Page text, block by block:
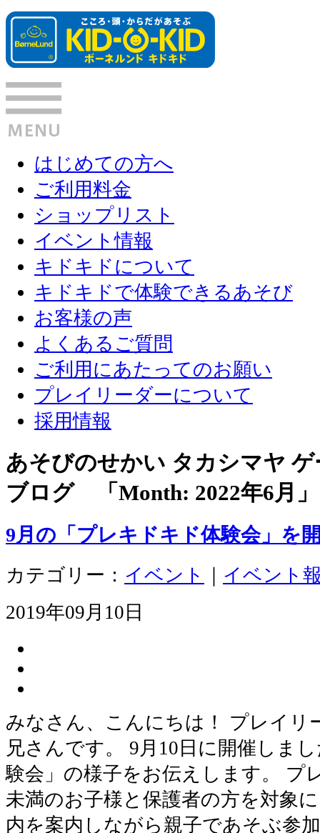
はじめての方へ
ご利用料金
ショップリスト
イベント情報
キドキドについて
キドキドで体験できるあそび
お客様の声
よくあるご質問
ご利用にあたってのお願い
プレイリーダーについて
採用情報
あそびのせかい タカシマヤ
ブログ 「Month: 2022年6月 」
9月の「プレキドキド体験会」を
カテゴリー： イベント
イベント
2019年09月10日
みなさん、こんにちは！ プレイリ
兄さんです。 9月10日に開催しま
験会」の様子をお伝えします。 プ
未満のお子様と保護者の方を対象
内を案内しながら親子であそぶ参